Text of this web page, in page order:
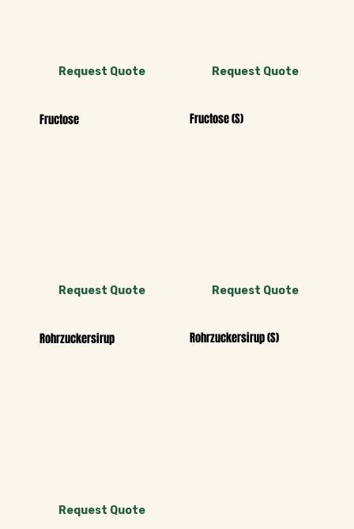
Request Quote
Fructose Fructose (S)
Request Quote
Request Quote
Rohrzuckersirup Rohrzuckersirup (S)
Request Quote
Request Quote